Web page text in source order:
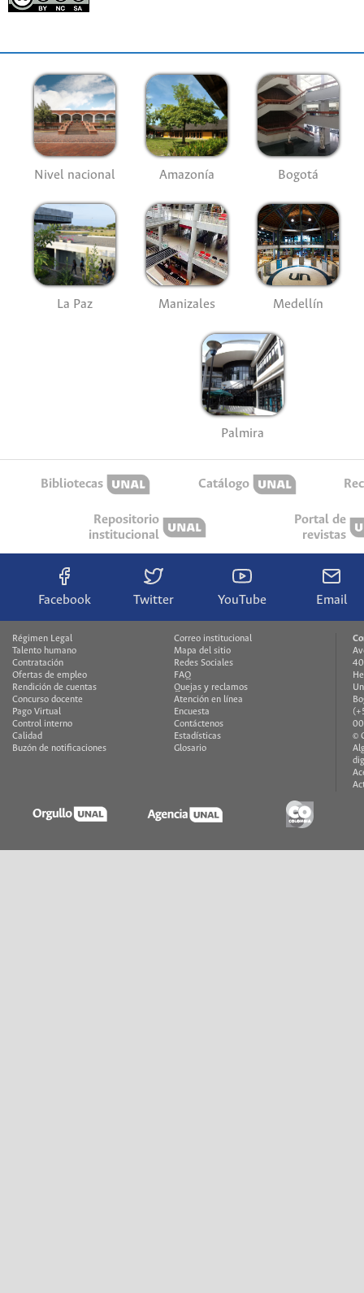
Nivel nacional Amazonía Bogotá
La Paz Manizales Medellín
Palmira
Bibliotecas Catálogo
Repositorio
institucional
Portal de
revistas
Facebook Twitter YouTube Email
Régimen Legal
Talento humano
Contratación
Ofertas de empleo
Rendición de cuentas
Concurso docente
Pago Virtual
Control interno
Calidad
Buzón de notificaciones
Correo institucional
Mapa del sitio
Redes Sociales
FAQ
Quejas y reclamos
Atención en línea
Encuesta
Contáctenos
Estadísticas
Glosario
©